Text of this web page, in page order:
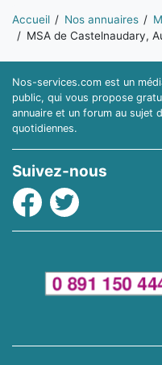
Vous êtes ici:
Accueil Nos annuaires
MSA de Castelnaudary,
Nos-services.com est un
public, qui vous propose
annuaire et un forum au sujet
quotidiennes.
Suivez-nous
Facebook
Twitter